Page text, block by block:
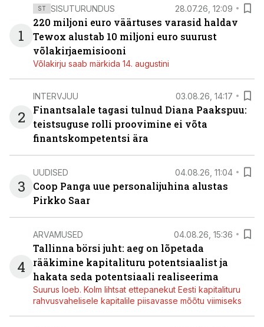
1
ST SISUTURUNDUS 28.07.26, 12:09
220 miljoni euro väärtuses varasid haldav
Tewox alustab 10 miljoni euro suurust
võlakirjaemisiooni
Võlakirju saab märkida 14. augustini
2
INTERVJUU 03.08.26, 14:17
Finantsalale tagasi tulnud Diana Paakspuu:
teistsuguse rolli proovimine ei võta
finantskompetentsi ära
3
UUDISED 04.08.26, 11:04
Coop Panga uue personalijuhina alustas
Pirkko Saar
4
ARVAMUSED 04.08.26, 15:36
Tallinna börsi juht: aeg on lõpetada
rääkimine kapitalituru potentsiaalist ja
hakata seda potentsiaali realiseerima
Suurus loeb. Kolm lihtsat ettepanekut Eesti kapitalituru
rahvusvahelisele kapitalile piisavasse mõõtu viimiseks